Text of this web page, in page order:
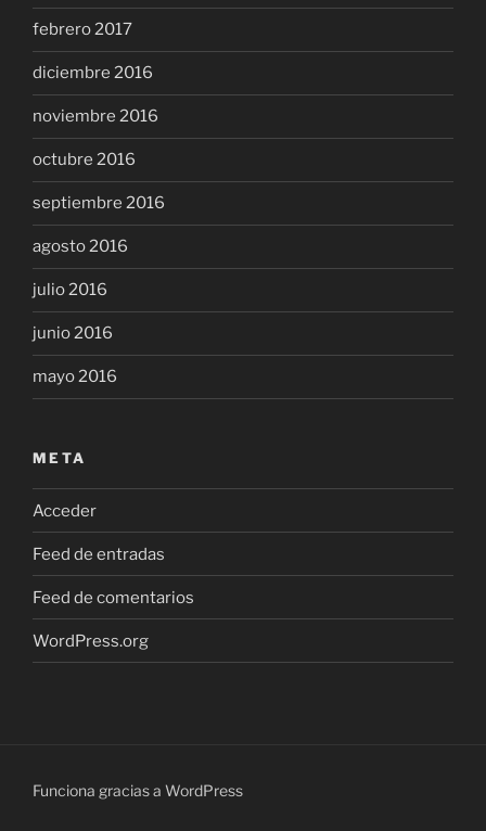
febrero 2017
diciembre 2016
noviembre 2016
octubre 2016
septiembre 2016
agosto 2016
julio 2016
junio 2016
mayo 2016
META
Acceder
Feed de entradas
Feed de comentarios
WordPress.org
Funciona gracias a WordPress